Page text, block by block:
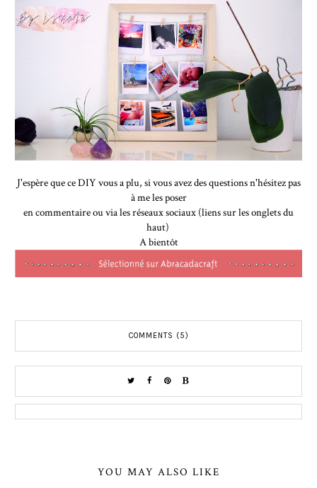
J'espère que ce DIY vous a plu, si vous avez des questions n'hésitez pas
à me les poser
en commentaire ou via les réseaux sociaux (liens sur les onglets du
haut)
A bientôt
COMMENTS (5)
YOU MAY ALSO LIKE